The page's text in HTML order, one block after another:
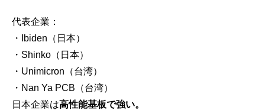
代表企業：
・Ibiden（日本）
・Shinko（日本）
・Unimicron（台湾）
・Nan Ya PCB（台湾）
日本企業は高性能基板で強い。